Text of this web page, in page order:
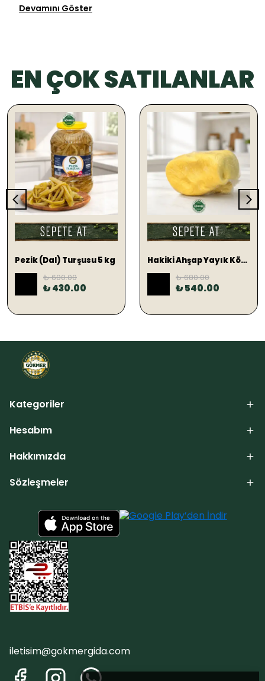
Devamını Göster
EN ÇOK SATILANLAR
SEPETE EKLE
Pezik (Dal) Turşusu 5 kg
₺ 600.00
₺ 430.00
SEPETE EKLE
Hakiki Ahşap Yayık Köy Tereyağ 1 KG (TUZLU)
₺ 680.00
₺ 540.00
Kategoriler
Hesabım
Hakkımızda
Sözleşmeler
iletisim@gokmergida.com